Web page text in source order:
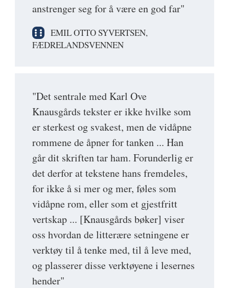
anstrenger seg for å være en god far"
EMIL OTTO SYVERTSEN,
FÆDRELANDSVENNEN
"Det sentrale med Karl Ove
Knausgårds tekster er ikke hvilke som
er sterkest og svakest, men de vidåpne
rommene de åpner for tanken ... Han
går dit skriften tar ham. Forunderlig er
det derfor at tekstene hans fremdeles,
for ikke å si mer og mer, føles som
vidåpne rom, eller som et gjestfritt
vertskap ... [Knausgårds bøker] viser
oss hvordan de litterære setningene er
verktøy til å tenke med, til å leve med,
og plasserer disse verktøyene i lesernes
hender"